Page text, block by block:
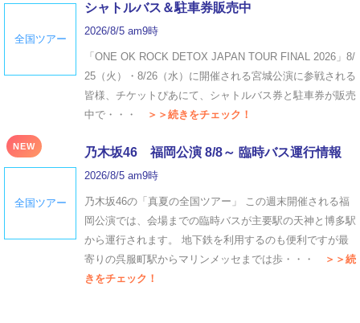
全国ツアー
シャトルバス＆駐車券販売中
2026/8/5 am9時
「ONE OK ROCK DETOX JAPAN TOUR FINAL 2026」8/
25（火）・8/26（水）に開催される宮城公演に参戦される
皆様、チケットぴあにて、シャトルバス券と駐車券が販売
中で・・・
＞＞続きをチェック！
NEW
全国ツアー
乃木坂46 福岡公演 8/8～ 臨時バス運行情報
2026/8/5 am9時
乃木坂46の「真夏の全国ツアー」 この週末開催される福
岡公演では、会場までの臨時バスが主要駅の天神と博多駅
から運行されます。 地下鉄を利用するのも便利ですが最
寄りの呉服町駅からマリンメッセまでは歩・・・
＞＞続
きをチェック！